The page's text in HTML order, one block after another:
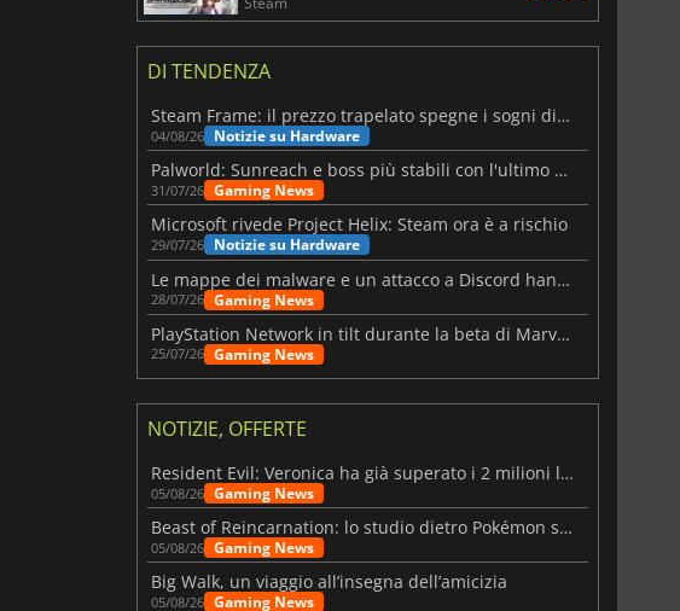
DI TENDENZA
Steam Frame: il prezzo trapelato spegne i sogni di un VR economico
04/08/26 Notizie su Hardware
Palworld: Sunreach e boss più stabili con l'ultimo update
31/07/26 Gaming News
Microsoft rivede Project Helix: Steam ora è a rischio
29/07/26 Notizie su Hardware
Le mappe dei malware e un attacco a Discord hanno colpito Meccha Chameleon
28/07/26 Gaming News
PlayStation Network in tilt durante la beta di Marvel Tōkon
25/07/26 Gaming News
NOTIZIE, OFFERTE
Resident Evil: Veronica ha già superato i 2 milioni liste dei desideri
05/08/26 Gaming News
Beast of Reincarnation: lo studio dietro Pokémon su una nuova strada
05/08/26 Gaming News
Big Walk, un viaggio all’insegna dell’amicizia
05/08/26 Gaming News